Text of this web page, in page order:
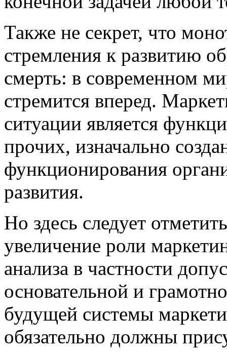
Также не секрет, что
стремления к развитию
смерть: в современном
стремится вперед.
ситуации является
прочих, изначально
функционирования
развития.
Но здесь следует
увеличение роли
анализа в частности
основательной и
будущей системы
обязательно должны